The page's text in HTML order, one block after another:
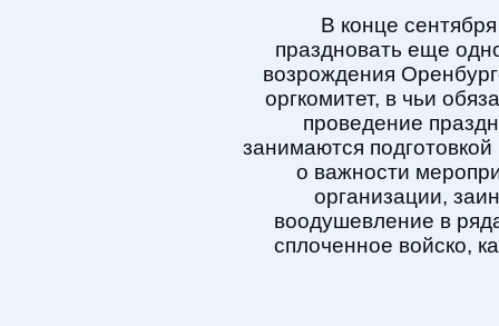
В конце
праздновать еще
возрождения
оргкомитет, в чьи
проведение
занимаются
о важности
организации,
воодушевление в
сплоченное войско,